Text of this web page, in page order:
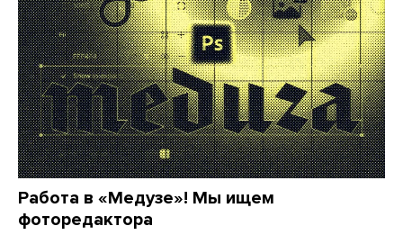
Работа в «Медузе»! Мы ищем
фоторедактора